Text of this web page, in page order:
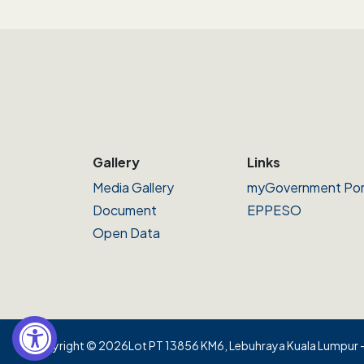
Gallery
Media Gallery
Document
Open Data
Links
myGovernment
EPPESO
Copyright © 2026Lot PT 13856 KM6, Lebuhraya Kuala